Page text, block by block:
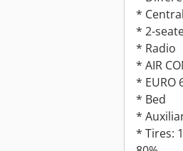
*
* 2-
* Radio
* AIR
* EURO
* Bed
*
* Tires: